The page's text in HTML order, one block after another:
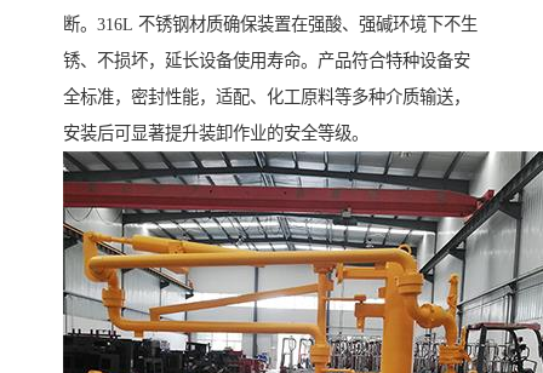
断。316L 不锈钢材质确保装置在强酸、强碱环境下不生
锈、不损坏，延长设备使用寿命。产品符合特种设备安
全标准，密封性能，适配、化工原料等多种介质输送，
安装后可显著提升装卸作业的安全等级。